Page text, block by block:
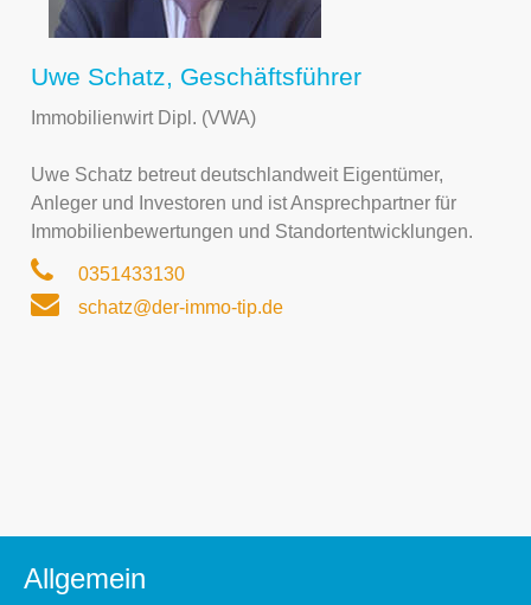
Uwe Schatz, Geschäftsführer
Immobilienwirt Dipl. (VWA)
Uwe Schatz betreut deutschlandweit Eigentümer,
Anleger und Investoren und ist Ansprechpartner für
Immobilienbewertungen und Standortentwicklungen.
0351433130
schatz@der-immo-tip.de
Allgemein